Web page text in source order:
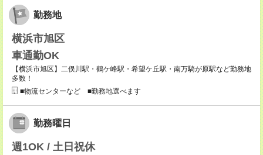
勤務地
横浜市旭区
車通勤OK
【横浜市旭区】二俣川駅・鶴ケ峰駅・希望ケ丘駅・南万騎が原駅など勤務地
多数！
■物流センターなど ■勤務地選べます
勤務曜日
週1OK / 土日祝休